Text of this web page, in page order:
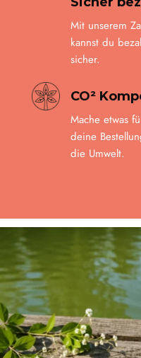
Mit unserem
kannst du
sicher.
CO²
Mache etwas
deine
die Umwelt.